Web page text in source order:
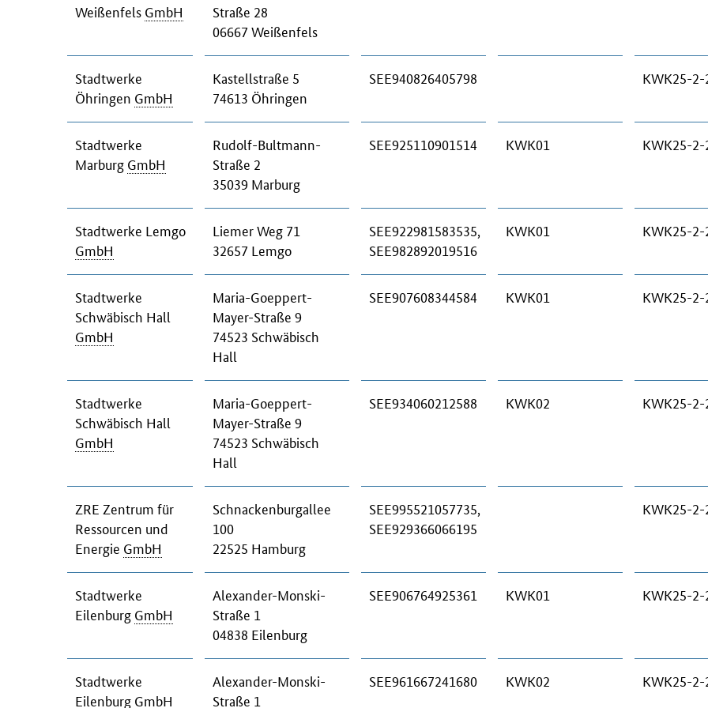
Weißenfels GmbH
Straße 28
06667 Weißenfels
Stadtwerke
Öhringen GmbH
Kastellstraße 5
74613 Öhringen
SEE940826405798 KWK25-2-
Stadtwerke
Marburg GmbH
Rudolf-Bultmann-
Straße 2
35039 Marburg
SEE925110901514 KWK01 KWK25-2-
Stadtwerke Lemgo
GmbH
Liemer Weg 71
32657 Lemgo
SEE922981583535,
SEE982892019516
KWK01 KWK25-2-
Stadtwerke
Schwäbisch Hall
GmbH
Maria-Goeppert-
Mayer-Straße 9
74523 Schwäbisch
Hall
SEE907608344584 KWK01 KWK25-2-
Stadtwerke
Schwäbisch Hall
GmbH
Maria-Goeppert-
Mayer-Straße 9
74523 Schwäbisch
Hall
SEE934060212588 KWK02 KWK25-2-
ZRE Zentrum für
Ressourcen und
Energie GmbH
Schnackenburgallee
100
22525 Hamburg
SEE995521057735,
SEE929366066195
KWK25-2-
Stadtwerke
Eilenburg GmbH
Alexander-Monski-
Straße 1
04838 Eilenburg
SEE906764925361 KWK01 KWK25-2-
Stadtwerke
Eilenburg GmbH
Alexander-Monski-
Straße 1
SEE961667241680 KWK02 KWK25-2-